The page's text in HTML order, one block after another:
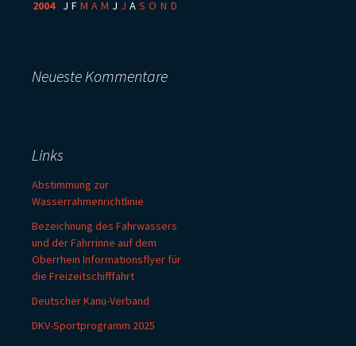
2004: J F M A M J J A S O N D
Neueste Kommentare
Links
Abstimmung zur
Wasserrahmenrichtlinie
Bezeichnung des Fahrwassers
und der Fahrrinne auf dem
Oberrhein Informationsflyer für
die Freizeitschifffahrt
Deutscher Kanu-Verband
DKV-Sportprogramm 2025